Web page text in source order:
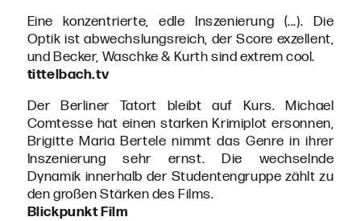
Eine konzentrierte, edle Inszenierung (...). Die
Optik ist abwechslungsreich, der Score exzellent,
und Becker, Waschke & Kurth sind extrem cool.
tittelbach.tv
Der Berliner Tatort bleibt auf Kurs. Michael
Comtesse hat einen starken Krimiplot ersonnen,
Brigitte Maria Bertele nimmt das Genre in ihrer
Inszenierung sehr ernst. Die wechselnde
Dynamik innerhalb der Studentengruppe zählt zu
den großen Stärken des Films.
Blickpunkt Film